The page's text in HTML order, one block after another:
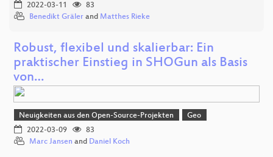
2022-03-11
83
Benedikt Gräler and Matthes Rieke
Robust, flexibel und skalierbar: Ein
praktischer Einstieg in SHOGun als Basis
von…
Neuigkeiten aus den Open-Source-Projekten
Geo
2022-03-09
83
Marc Jansen and Daniel Koch